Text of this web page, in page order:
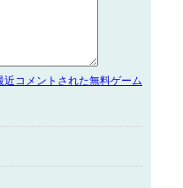
近コメントされた無料ゲーム